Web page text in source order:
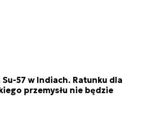
Su-57 w Indiach. Ratunku dla
przemysłu nie będzie